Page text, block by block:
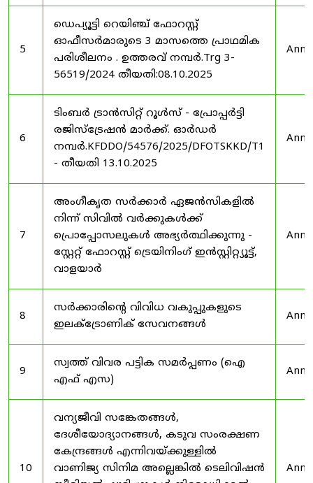
5
ഡെപ്യൂട്ടി റെയിഞ്ച് ഫോറസ്റ്റ്
ഓഫീസർമാരുടെ 3 മാസത്തെ പ്രാഥമിക
പരിശീലനം . ഉത്തരവ് നമ്പർ.Trg 3-
56519/2024 തീയതി:08.10.2025
6
ടിംബർ ട്രാൻസിറ്റ് റൂൾസ് - പ്രോപ്പർട്ടി
രജിസ്ട്രേഷൻ മാർക്ക്. ഓർഡർ
നമ്പർ.KFDDO/54576/2025/DFOTSKKD/T1
- തീയതി 13.10.2025
7
അംഗീകൃത സർക്കാർ ഏജൻസികളിൽ
നിന്ന് സിവിൽ വർക്കുകൾക്ക്
പ്രൊപ്പോസലുകൾ അഭ്യർത്ഥിക്കുന്നു -
സ്റ്റേറ്റ് ഫോറസ്റ്റ് ട്രെയിനിംഗ് ഇൻസ്റ്റിറ്റ്യൂട്ട്,
വാളയാർ
8
സർക്കാരിന്റെ വിവിധ വകുപ്പുകളുടെ
ഇലക്ട്രോണിക് സേവനങ്ങൾ
9
സ്വത്ത് വിവര പട്ടിക സമർപ്പണം (ഐ
എഫ് എസ)
10
വന്യജീവി സങ്കേതങ്ങൾ,
ദേശീയോദ്യാനങ്ങൾ, കടുവ സംരക്ഷണ
കേന്ദ്രങ്ങൾ എന്നിവയ്ക്കുള്ളിൽ
വാണിജ്യ സിനിമ അല്ലെങ്കിൽ ടെലിവിഷൻ